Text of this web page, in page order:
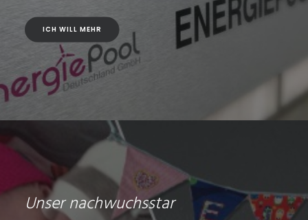
ICH WILL MEHR
Unser nachwuchsstar